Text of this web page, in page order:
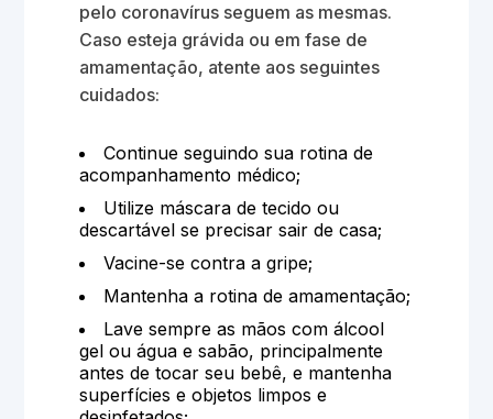
pelo coronavírus seguem as mesmas.
Caso esteja grávida ou em fase de
amamentação, atente aos seguintes
cuidados:
Continue seguindo sua rotina de
acompanhamento médico;
Utilize máscara de tecido ou
descartável se precisar sair de casa;
Vacine-se contra a gripe;
Mantenha a rotina de amamentação;
Lave sempre as mãos com álcool
gel ou água e sabão, principalmente
antes de tocar seu bebê, e mantenha
superfícies e objetos limpos e